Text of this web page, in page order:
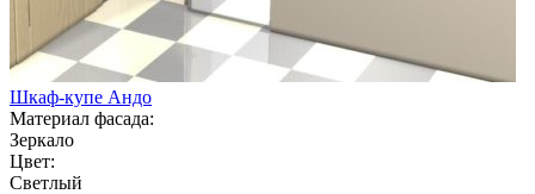
Шкаф-купе Андо
Материал фасада:
Зеркало
Цвет:
Светлый